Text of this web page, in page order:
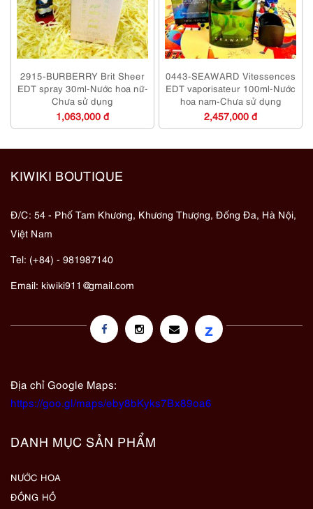
2915-BURBERRY Brit Sheer
EDT spray 30ml-Nước hoa nữ-
Chưa sử dụng
1,063,000 đ
0443-SEAWARD Vitessences
EDT vaporisateur 100ml-Nước
hoa nam-Chưa sử dụng
2,457,000 đ
KIWIKI BOUTIQUE
Đ/C: 54 - Phố Tam Khương, Khương Thượng, Đống Đa, Hà Nội,
Việt Nam
Tel: (+84) - 981987140
Email: kiwiki911@gmail.com
z
Địa chỉ Google Maps:
https://goo.gl/maps/eby8bKyks7Bx89oa6
DANH MỤC SẢN PHẨM
NƯỚC HOA
ĐỒNG HỒ